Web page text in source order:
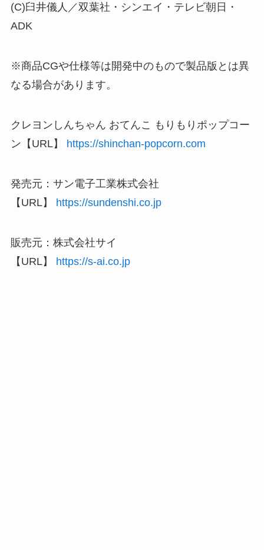
(C)臼井儀人／双葉社・シンエイ・テレビ朝日・
ADK
※商品CGや仕様等は開発中のもので製品版とは異
なる場合があります。
クレヨンしんちゃん おてんこ もりもりポップコー
ン【URL】 https://shinchan-popcorn.com
発売元：サン電子工業株式会社
【URL】 https://sundenshi.co.jp
販売元：株式会社サイ
【URL】 https://s-ai.co.jp